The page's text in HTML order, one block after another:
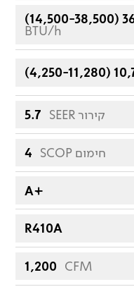
(14,500-38,500)
BTU/h
(4,250-11,280)
5.7 SEER קירור
4 SCOP חימום
Aּּ+
R410A
1,200 CFM